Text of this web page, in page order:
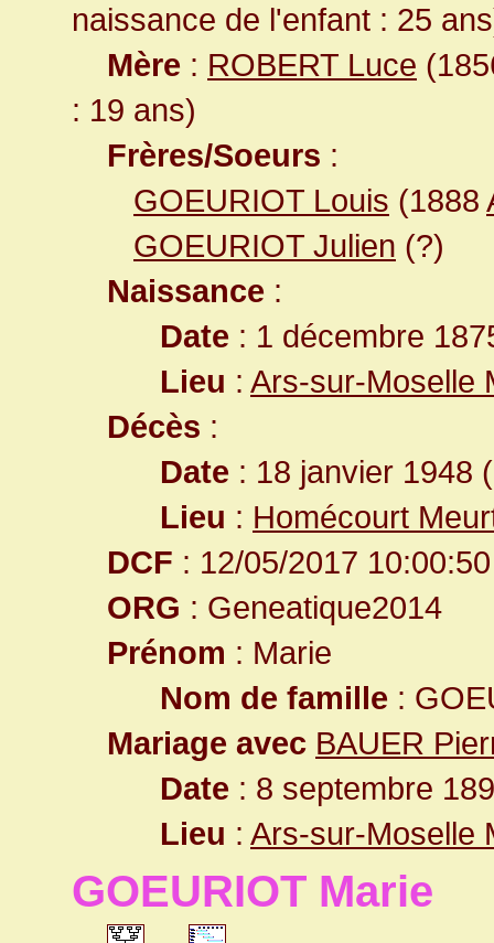
naissance de l'enfant : 25
Mère : ROBERT Luce
: 19 ans)
Frères/Soeurs :
GOEURIOT Louis (1888
GOEURIOT Julien (?)
Naissance :
Date : 1 décembre
Lieu : Ars-sur-Moselle
Décès :
Date : 18 janvier 1948
Lieu : Homécourt
DCF : 12/05/2017 10:00:50
ORG : Geneatique2014
Prénom : Marie
Nom de famille :
Mariage avec BAUER
Date : 8 septembre
Lieu : Ars-sur-Moselle
GOEURIOT Marie